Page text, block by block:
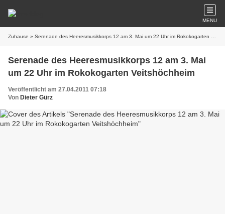
MENU
Zuhause » Serenade des Heeresmusikkorps 12 am 3. Mai um 22 Uhr im Rokokogarten Veitshöchheim
Serenade des Heeresmusikkorps 12 am 3. Mai
um 22 Uhr im Rokokogarten Veitshöchheim
Veröffentlicht am 27.04.2011 07:18
Von Dieter Gürz